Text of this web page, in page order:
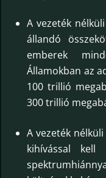
A vezeték
állandó
emberek
Államokban az
100 trillió
300 trillió
A vezeték
kihívással kell